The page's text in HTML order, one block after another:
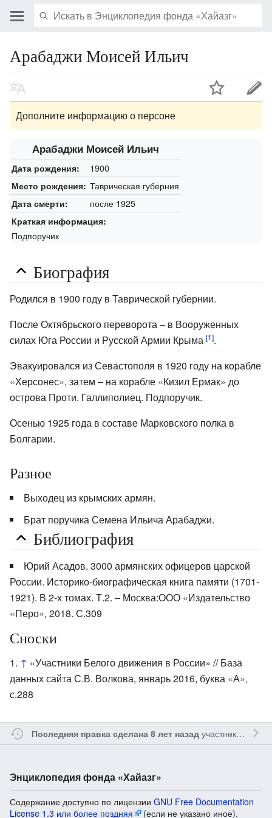
Арабаджи Моисей Ильич
Дополните информацию о персоне
Арабаджи Моисей Ильич
Дата рождения: 1900
Место рождения: Таврическая губерния
Дата смерти: после 1925
Краткая информация:
Подпоручик
Биография
Родился в 1900 году в Таврической губернии.
После Октябрьского переворота – в Вооруженных
силах Юга России и Русской Армии Крыма [1].
Эвакуировался из Севастополя в 1920 году на корабле
«Херсонес», затем – на корабле «Кизил Ермак» до
острова Проти. Галлиполиец. Подпоручик.
Осенью 1925 года в составе Марковского полка в
Болгарии.
Разное
Выходец из крымских армян.
Брат поручика Семена Ильича Арабаджи.
Библиография
Юрий Асадов. 3000 армянских офицеров царской
России. Историко-биографическая книга памяти (1701-
1921). В 2-х томах. Т.2. – Москва:ООО «Издательство
«Перо», 2018. С.309
Сноски
↑ «Участники Белого движения в России» // База
данных сайта С.В. Волкова, январь 2016, буква «А»,
с.288
Последняя правка сделана 8 лет назадучастником
Энциклопедия фонда «Хайазг»
Содержание доступно по лицензии GNU Free Documentation
License 1.3 или более поздняя
(если не указано иное).